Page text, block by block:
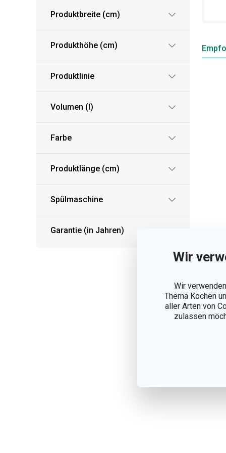
Wir
Wir
Thema Kochen
aller Arten von
zulassen
Produktbreite (cm)
Produkthöhe (cm)
Produktlinie
Volumen (l)
Farbe
Produktlänge (cm)
Spülmaschine
Garantie (in Jahren)
Auf